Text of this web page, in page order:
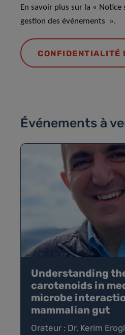
En savoir plus sur la «
gestion des événements ».
CONFIDENTIALITÉ
Événements à
Understanding
carotenoids in
microbe
mammalian gut
Orateur : Dr. Kerim